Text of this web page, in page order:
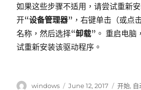
如果这些步骤不适用，请尝试重新
开“设备管理器”，右键单击（或点
名称，然后选择“卸载”。 重启电
试重新安装该驱动程序。
作
windows
發
June 12, 2017
標
开始,